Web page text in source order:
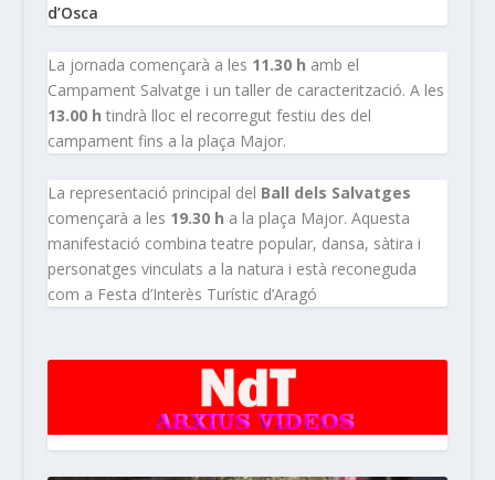
d’Osca
La jornada començarà a les 11.30 h amb el
Campament Salvatge i un taller de caracterització. A les
13.00 h tindrà lloc el recorregut festiu des del
campament fins a la plaça Major.
La representació principal del Ball dels Salvatges
començarà a les 19.30 h a la plaça Major. Aquesta
manifestació combina teatre popular, dansa, sàtira i
personatges vinculats a la natura i està reconeguda
com a Festa d’Interès Turístic d’Aragó